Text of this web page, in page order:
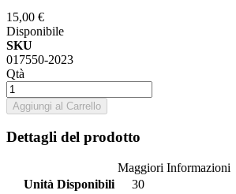
15,00 €
Disponibile
SKU
017550-2023
Qtà
Aggiungi al Carrello
Dettagli del prodotto
Maggiori Informazioni
Unità Disponibili
30